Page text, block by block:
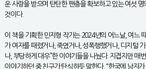
운 사랑을 받으며 탄탄한 팬층을 확보하고 있는 여섯 명
것이다.
이 책을 기획한 민지형 작가는 2024년의 어느날, 여느
가 여자를 때렸거나, 죽였거나, 성폭행했거나, 디지털
나, 부당하게 대우”한 이야기들을 나눴다. 지겹지만 매
이야기하던 중 친구가 탄식하듯 말한다. “한국에 남자가